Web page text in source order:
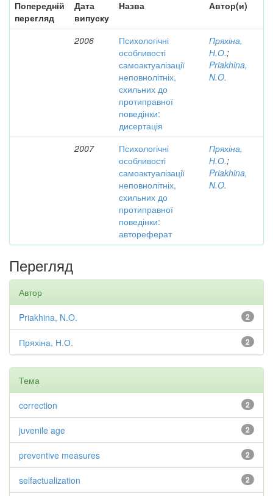
Попередній
перегляд
Дата
випуску
Назва Автор(и)
2006
Психологічні
особливості
самоактуалізації
неповнолітніх,
схильних до
протиправної
поведінки:
дисертація
Пряхіна,
Н.О.;
Priakhina,
N.O.
2007
Психологічні
особливості
самоактуалізації
неповнолітніх,
схильних до
протиправної
поведінки:
автореферат
Пряхіна,
Н.О.;
Priakhina,
N.O.
Перегляд
Автор
2
Priakhina, N.O.
2
Пряхіна, Н.О.
Тема
2
correction
2
juvenile age
2
preventive measures
2
selfactualization